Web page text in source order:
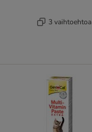
3 vaihtoehtoa